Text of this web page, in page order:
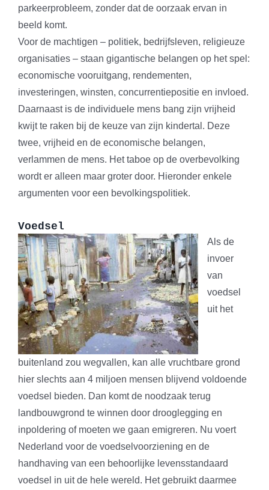
parkeerprobleem, zonder dat de oorzaak ervan in
beeld komt.
Voor de machtigen – politiek, bedrijfsleven, religieuze
organisaties – staan gigantische belangen op het spel:
economische vooruitgang, rendementen,
investeringen, winsten, concurrentiepositie en invloed.
Daarnaast is de individuele mens bang zijn vrijheid
kwijt te raken bij de keuze van zijn kindertal. Deze
twee, vrijheid en de economische belangen,
verlammen de mens. Het taboe op de overbevolking
wordt er alleen maar groter door. Hieronder enkele
argumenten voor een bevolkingspolitiek.
Voedsel
Als de
invoer
van
voedsel
uit het
buitenland zou wegvallen, kan alle vruchtbare grond
hier slechts aan 4 miljoen mensen blijvend voldoende
voedsel bieden. Dan komt de noodzaak terug
landbouwgrond te winnen door drooglegging en
inpoldering of moeten we gaan emigreren. Nu voert
Nederland voor de voedselvoorziening en de
handhaving van een behoorlijke levensstandaard
voedsel in uit de hele wereld. Het gebruikt daarmee